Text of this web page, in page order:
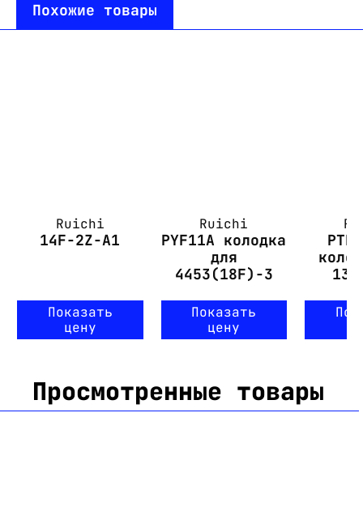
Похожие товары
Ruichi
14F-2Z-A1
Показать
цену
Ruichi
PYF11A колодка
для
4453(18F)-3
Показать
цену
Просмотренные товары